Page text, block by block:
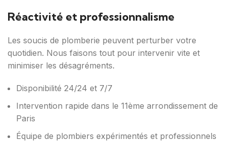
Réactivité et professionnalisme
Les soucis de plomberie peuvent perturber votre
quotidien. Nous faisons tout pour intervenir vite et
minimiser les désagréments.
Disponibilité 24/24 et 7/7
Intervention rapide dans le 11ème arrondissement de
Paris
Équipe de plombiers expérimentés et professionnels